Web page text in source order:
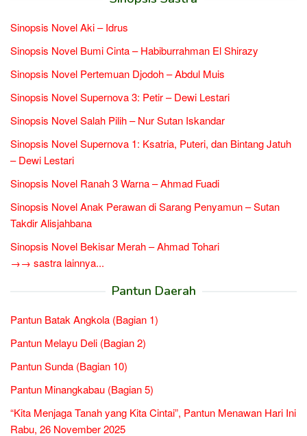
Sinopsis Novel Aki – Idrus
Sinopsis Novel Bumi Cinta – Habiburrahman El Shirazy
Sinopsis Novel Pertemuan Djodoh – Abdul Muis
Sinopsis Novel Supernova 3: Petir – Dewi Lestari
Sinopsis Novel Salah Pilih – Nur Sutan Iskandar
Sinopsis Novel Supernova 1: Ksatria, Puteri, dan Bintang Jatuh
– Dewi Lestari
Sinopsis Novel Ranah 3 Warna – Ahmad Fuadi
Sinopsis Novel Anak Perawan di Sarang Penyamun – Sutan
Takdir Alisjahbana
Sinopsis Novel Bekisar Merah – Ahmad Tohari
→→ sastra lainnya...
Pantun Daerah
Pantun Batak Angkola (Bagian 1)
Pantun Melayu Deli (Bagian 2)
Pantun Sunda (Bagian 10)
Pantun Minangkabau (Bagian 5)
“Kita Menjaga Tanah yang Kita Cintai”, Pantun Menawan Hari Ini
Rabu, 26 November 2025